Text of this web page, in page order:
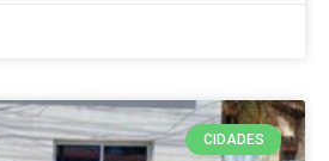
CIDADES